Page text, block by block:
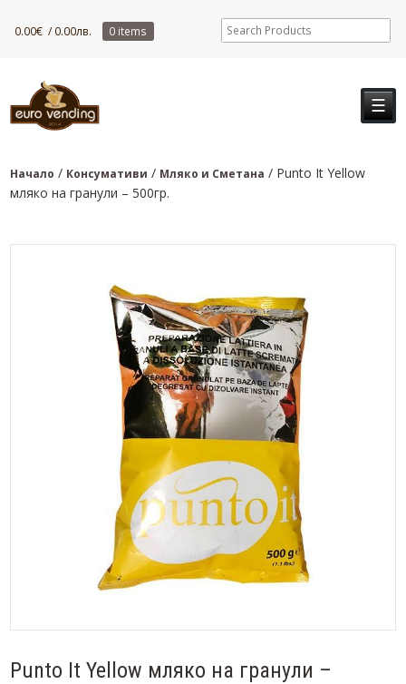
0.00€ / 0.00лв. 0 items
☰
Начало / Консумативи / Мляко и Сметана / Punto It Yellow
мляко на гранули – 500гр.
Punto It Yellow мляко на гранули –